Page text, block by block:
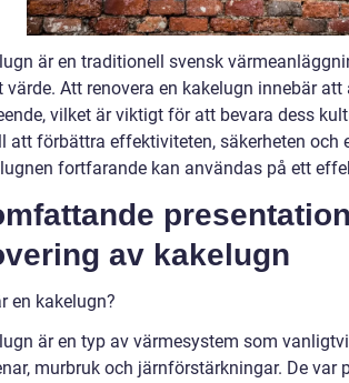
är en traditionell svensk
värde. Att renovera en kakelugn innebär
vilket är viktigt för att bevara dess
att förbättra effektiviteten, säkerheten och
fortfarande kan användas på ett
av kakelugn
en kakelugn?
är en typ av värmesystem som
murbruk och järnförstärkningar. De var